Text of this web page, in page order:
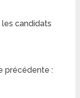
candidats
précédente :